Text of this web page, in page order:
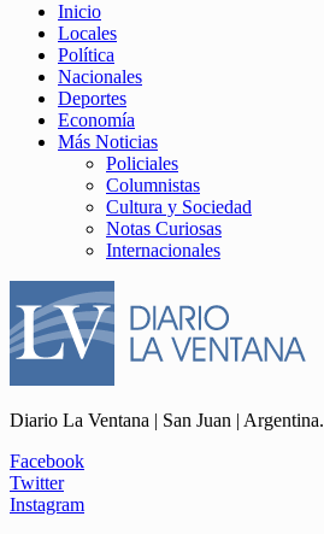
Inicio
Locales
Política
Nacionales
Deportes
Economía
Más Noticias
Policiales
Columnistas
Cultura y Sociedad
Notas Curiosas
Internacionales
Diario La Ventana | San Juan | Argentina.
Facebook
Twitter
Instagram